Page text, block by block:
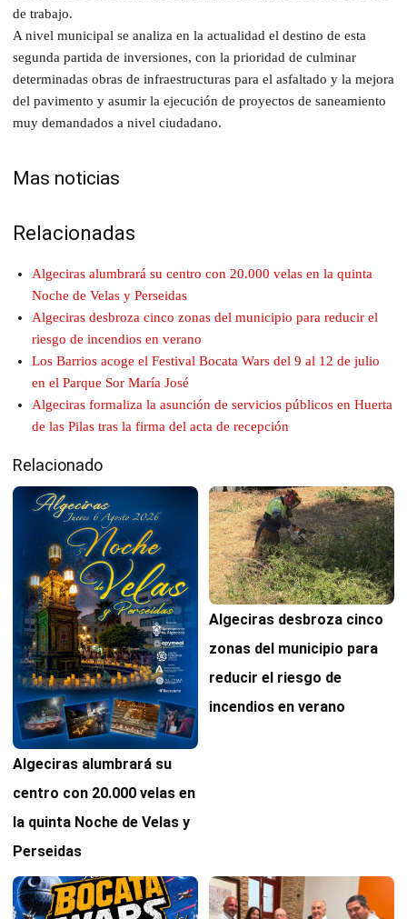
de trabajo.
A nivel municipal se analiza en la actualidad el destino de esta
segunda partida de inversiones, con la prioridad de culminar
determinadas obras de infraestructuras para el asfaltado y la mejora
del pavimento y asumir la ejecución de proyectos de saneamiento
muy demandados a nivel ciudadano.
Mas noticias
Relacionadas
Algeciras alumbrará su centro con 20.000 velas en la quinta
Noche de Velas y Perseidas
Algeciras desbroza cinco zonas del municipio para reducir el
riesgo de incendios en verano
Los Barrios acoge el Festival Bocata Wars del 9 al 12 de julio
en el Parque Sor María José
Algeciras formaliza la asunción de servicios públicos en Huerta
de las Pilas tras la firma del acta de recepción
Relacionado
Algeciras alumbrará su
centro con 20.000 velas en
la quinta Noche de Velas y
Perseidas
Algeciras desbroza cinco
zonas del municipio para
reducir el riesgo de
incendios en verano